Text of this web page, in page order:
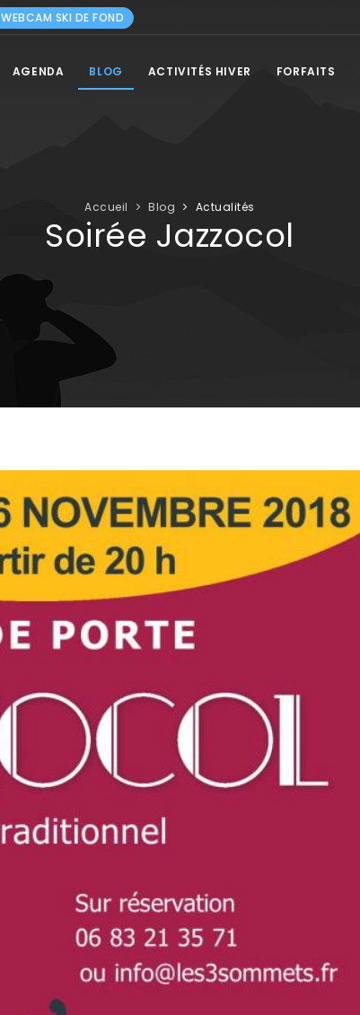
WEBCAM SKI DE FOND
AGENDA BLOG ACTIVITÉS HIVER FORFAITS
Accueil Blog Actualités
Soirée Jazzocol